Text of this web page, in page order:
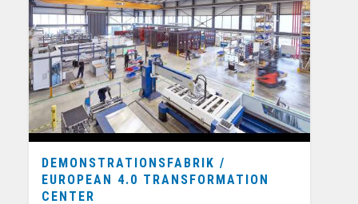
DEMONSTRATIONSFABRIK /
EUROPEAN 4.0 TRANSFORMATION
CENTER